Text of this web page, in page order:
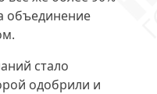
объединение
стало
одобрили и